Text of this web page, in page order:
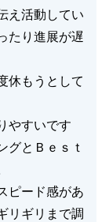
え活動してい
たり進展が遅
休もうとして
やすいです
グとＢｅｓｔ
ピード感があ
リギリまで調